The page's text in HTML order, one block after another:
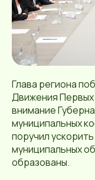
Глава региона
Движения
внимание
муниципальных
поручил
муниципальных
образованы.